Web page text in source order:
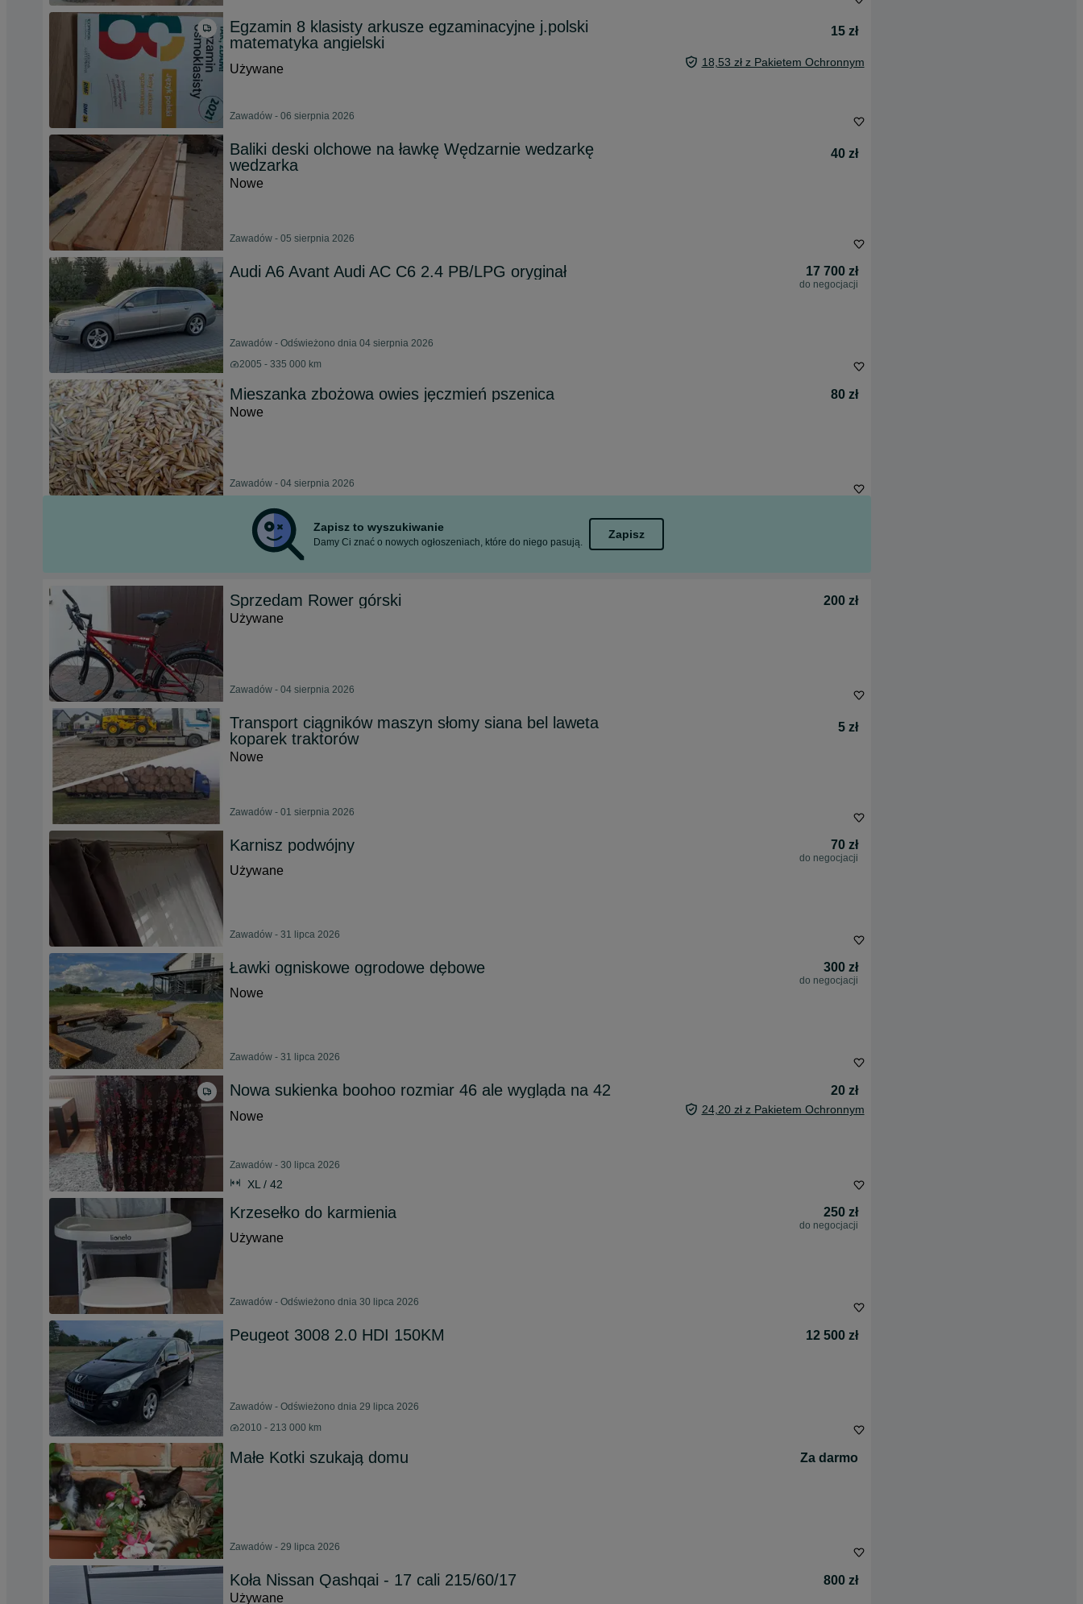
Egzamin 8 klasisty arkusze egzaminacyjne j.polski
matematyka angielski
15 zł
Używane 18,53 zł z Pakietem Ochronnym
Zawadów - 06 sierpnia 2026
Baliki deski olchowe na ławkę Wędzarnie wedzarkę
wedzarka
40 zł
Nowe
Zawadów - 05 sierpnia 2026
Audi A6 Avant Audi AC C6 2.4 PB/LPG oryginał 17 700 zł
do negocjacji
Zawadów - Odświeżono dnia 04 sierpnia 2026
2005 - 335 000 km
Mieszanka zbożowa owies jęczmień pszenica
80 zł
Nowe
Zawadów - 04 sierpnia 2026
Zapisz to wyszukiwanie
Damy Ci znać o nowych ogłoszeniach, które do niego pasują.
Zapisz
Sprzedam Rower górski
200 zł
Używane
Zawadów - 04 sierpnia 2026
Transport ciągników maszyn słomy siana bel laweta
koparek traktorów
5 zł
Nowe
Zawadów - 01 sierpnia 2026
Karnisz podwójny 70 zł
do negocjacji
Używane
Zawadów - 31 lipca 2026
Ławki ogniskowe ogrodowe dębowe 300 zł
do negocjacji
Nowe
Zawadów - 31 lipca 2026
Nowa sukienka boohoo rozmiar 46 ale wygląda na 42
20 zł
Nowe
24,20 zł z Pakietem Ochronnym
Zawadów - 30 lipca 2026
XL / 42
Krzesełko do karmienia 250 zł
do negocjacji
Używane
Zawadów - Odświeżono dnia 30 lipca 2026
Peugeot 3008 2.0 HDI 150KM 12 500 zł
Zawadów - Odświeżono dnia 29 lipca 2026
2010 - 213 000 km
Małe Kotki szukają domu Za darmo
Zawadów - 29 lipca 2026
Koła Nissan Qashqai - 17 cali 215/60/17
800 zł
Używane